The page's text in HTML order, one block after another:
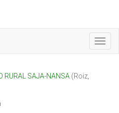
T
o
RURAL SAJA-NANSA (Roiz